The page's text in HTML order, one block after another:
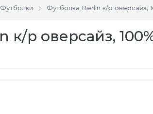
Футболки Футболка Berlin к/р оверсайз,
к/р оверсайз,